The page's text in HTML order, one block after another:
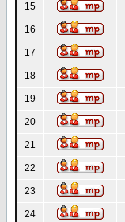
15
16
17
18
19
20
21
22
23
24